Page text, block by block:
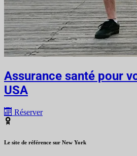
Assurance santé pour
USA
Réserver
Le site de référence sur New York